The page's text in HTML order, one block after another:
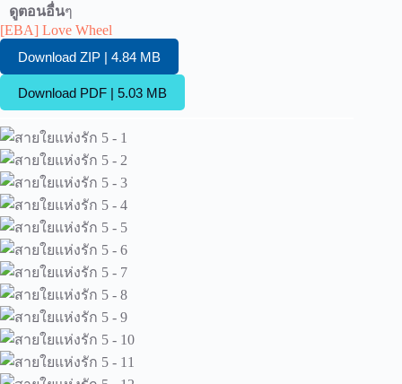
ดูตอนอื่นๆ
[EBA] Love Wheel
Download ZIP | 4.84 MB
Download PDF | 5.03 MB